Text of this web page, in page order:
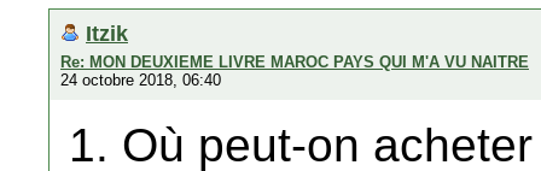
Itzik
Re: MON DEUXIEME LIVRE MAROC PAYS QUI M'A VU NAITRE
24 octobre 2018, 06:40
1. Où peut-on